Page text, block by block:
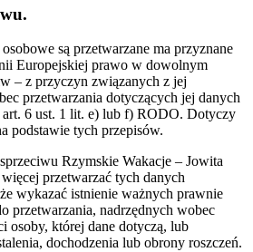
są przetwarzane ma przyznane
Europejskiej prawo w dowolnym
– z przyczyn związanych z jej
przetwarzania dotyczących jej danych
6 ust. 1 lit. e) lub f) RODO. Dotyczy
podstawie tych przepisów.
Rzymskie Wakacje – Jowita
przetwarzać tych danych
wykazać istnienie ważnych prawnie
przetwarzania, nadrzędnych wobec
osoby, której dane dotyczą, lub
dochodzenia lub obrony roszczeń.